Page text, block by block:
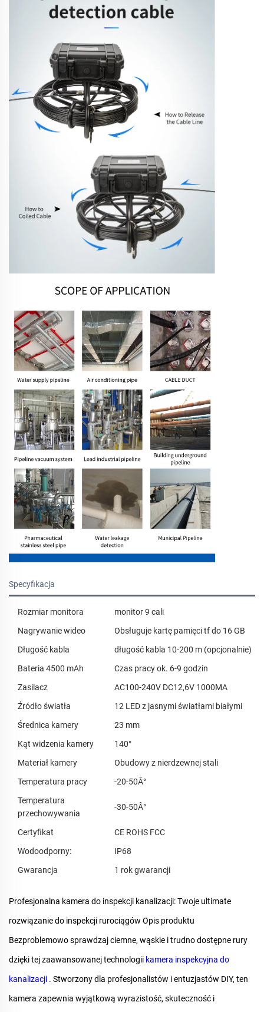
Specyfikacja
Rozmiar monitora
monitor 9 cali
Nagrywanie wideo
Obsługuje kartę pamięci tf do 16 GB
Długość kabla
długość kabla 10-200 m (opcjonalnie)
Bateria 4500 mAh
Czas pracy ok. 6-9 godzin
Zasilacz
AC100-240V DC12,6V 1000MA
Źródło światła
12 LED z jasnymi światłami białymi
Średnica kamery
23 mm
Kąt widzenia kamery
140°
Materiał kamery
Obudowy z nierdzewnej stali
Temperatura pracy
-20-50Â°
Temperatura
przechowywania
-30-50Â°
Certyfikat
CE ROHS FCC
Wodoodporny:
IP68
Gwarancja
1 rok gwarancji
Profesjonalna kamera do inspekcji kanalizacji: Twoje ultimate
rozwiązanie do inspekcji rurociągów Opis produktu
Bezproblemowo sprawdzaj ciemne, wąskie i trudno dostępne rury
dzięki tej zaawansowanej technologii kamera inspekcyjna do
kanalizacji . Stworzony dla profesjonalistów i entuzjastów DIY, ten
kamera zapewnia wyjątkową wyrazistość, skuteczność i